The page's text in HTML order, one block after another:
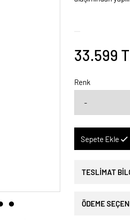
33.599
Renk
Sepete Ekle
TESLİMAT
ÖDEME